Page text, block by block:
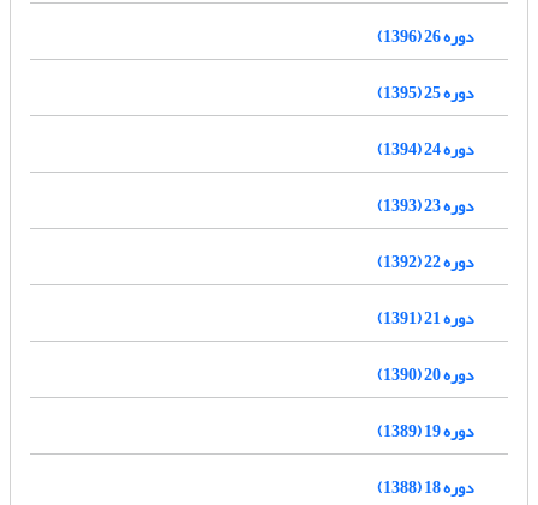
دوره 26 (1396)
دوره 25 (1395)
دوره 24 (1394)
دوره 23 (1393)
دوره 22 (1392)
دوره 21 (1391)
دوره 20 (1390)
دوره 19 (1389)
دوره 18 (1388)